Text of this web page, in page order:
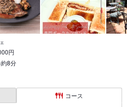
円
8分
コース